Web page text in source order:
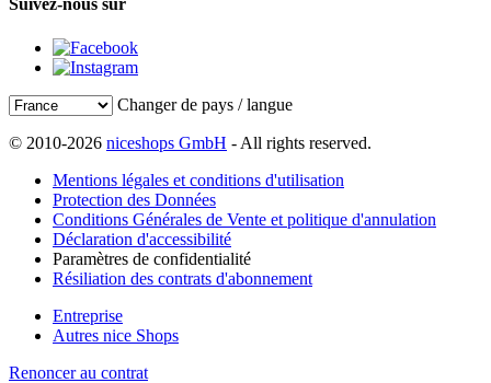
Suivez-nous sur
Changer de pays / langue
© 2010-2026 niceshops GmbH - All rights reserved.
Mentions légales et conditions d'utilisation
Protection des Données
Conditions Générales de Vente et politique d'annulation
Déclaration d'accessibilité
Paramètres de confidentialité
Résiliation des contrats d'abonnement
Entreprise
Autres nice Shops
Renoncer au contrat